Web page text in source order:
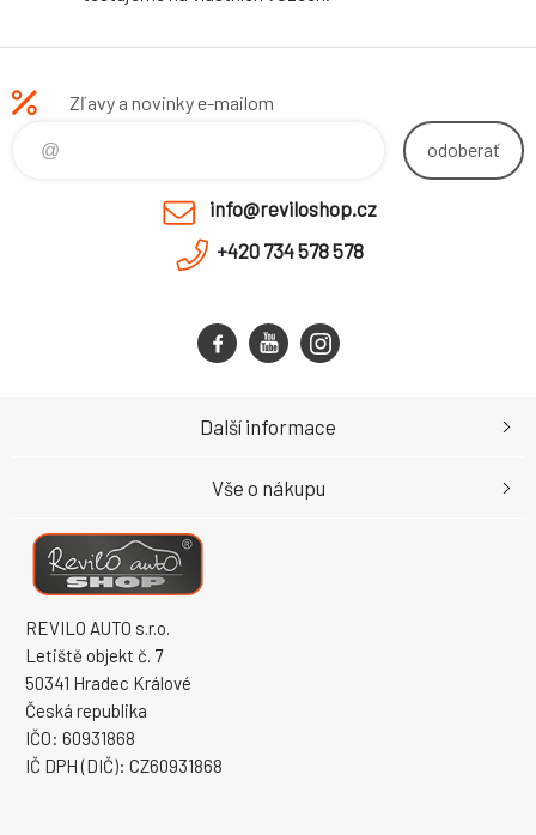
Zľavy a novinky e-mailom
odoberať
info@reviloshop.cz
+420 734 578 578
REVILO AUTO s.r.o.
Letiště objekt č. 7
50341 Hradec Králové
Česká republika
IČO: 60931868
IČ DPH (DIČ): CZ60931868
Další informace
Vše o nákupu